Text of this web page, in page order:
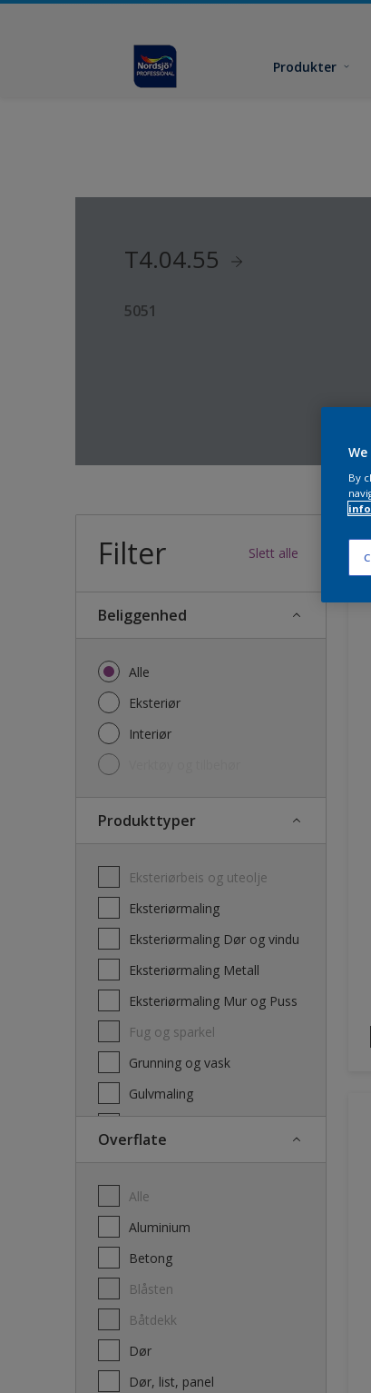
Produkter
T4.04.55
5051
Filter Slett alle
Beliggenhed
Alle
Eksteriør
Interiør
Produkttyper
Eksteriørbeis og uteolje
Eksteriørmaling
Eksteriørmaling Dør og vindu
Eksteriørmaling Metall
Eksteriørmaling Mur og Puss
Fug og sparkel
Grunning og vask
Gulvmaling
Overflate
Alle
Aluminium
Betong
Blåsten
Båtdekk
Dør
Dør, list, panel
36
By